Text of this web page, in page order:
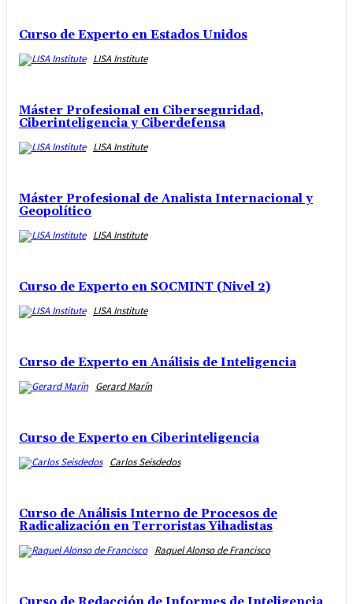
Curso de Experto en Estados Unidos
LISA Institute
Máster Profesional en Ciberseguridad,
Ciberinteligencia y Ciberdefensa
LISA Institute
Máster Profesional de Analista Internacional y
Geopolítico
LISA Institute
Curso de Experto en SOCMINT (Nivel 2)
LISA Institute
Curso de Experto en Análisis de Inteligencia
Gerard Marín
Curso de Experto en Ciberinteligencia
Carlos Seisdedos
Curso de Análisis Interno de Procesos de
Radicalización en Terroristas Yihadistas
Raquel Alonso de Francisco